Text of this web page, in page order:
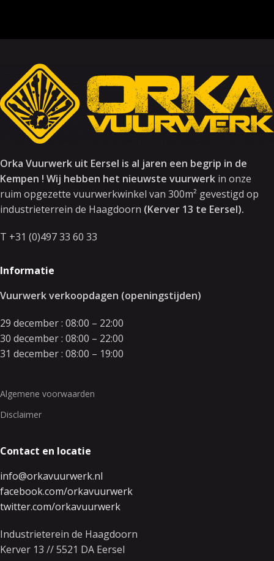
Orka Vuurwerk uit Eersel is al jaren een begrip in de
Kempen ! Wij hebben het nieuwste vuurwerk in onze
ruim opgezette vuurwerkwinkel van 300m² gevestigd op
industrieterrein de Haagdoorn (Kerver 13 te Eersel).
T +31 (0)497 33 60 33
Informatie
Vuurwerk verkoopdagen (openingstijden)
29 december : 08:00 – 22:00
30 december : 08:00 – 22:00
31 december : 08:00 – 19:00
Algemene voorwaarden
Disclaimer
Contact en locatie
info@orkavuurwerk.nl
facebook.com/orkavuurwerk
twitter.com/orkavuurwerk
Industrieterein de Haagdoorn
Kerver 13 // 5521 DA Eersel